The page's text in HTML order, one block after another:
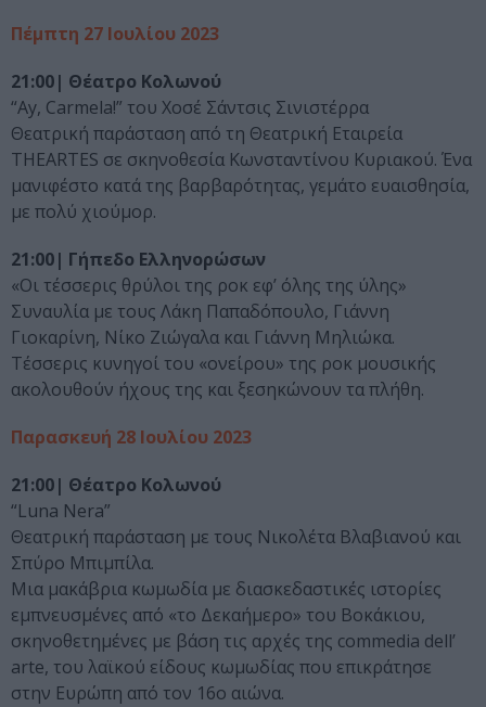
Πέμπτη 27 Ιουλίου 2023
21:00| Θέατρο Κολωνού
“Ay, Carmela!” του Χοσέ Σάντσις Σινιστέρρα
Θεατρική παράσταση από τη Θεατρική Εταιρεία
THEARTES σε σκηνοθεσία Κωνσταντίνου Κυριακού. Ένα
μανιφέστο κατά της βαρβαρότητας, γεμάτο ευαισθησία,
με πολύ χιούμορ.
21:00| Γήπεδο Ελληνορώσων
«Οι τέσσερις θρύλοι της ροκ εφ’ όλης της ύλης»
Συναυλία με τους Λάκη Παπαδόπουλο, Γιάννη
Γιοκαρίνη, Νίκο Ζιώγαλα και Γιάννη Μηλιώκα.
Τέσσερις κυνηγοί του «ονείρου» της ροκ μουσικής
ακολουθούν ήχους της και ξεσηκώνουν τα πλήθη.
Παρασκευή 28 Ιουλίου 2023
21:00| Θέατρο Κολωνού
“Luna Nera”
Θεατρική παράσταση με τους Νικολέτα Βλαβιανού και
Σπύρο Μπιμπίλα.
Μια μακάβρια κωμωδία με διασκεδαστικές ιστορίες
εμπνευσμένες από «το Δεκαήμερο» του Βοκάκιου,
σκηνοθετημένες με βάση τις αρχές της commedia dell’
arte, του λαϊκού είδους κωμωδίας που επικράτησε
στην Ευρώπη από τον 16ο αιώνα.